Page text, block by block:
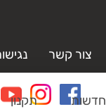
צור קשר
חדשות תקנון